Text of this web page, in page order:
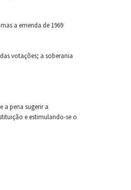
a emenda de 1969
votações; a soberania
a pena sugerir a
e estimulando-se o